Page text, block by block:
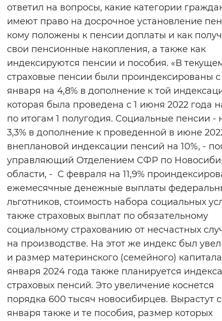
ответил на вопросы, какие категории
имеют право на досрочное установление
кому положены к пенсии доплаты и как
свои пенсионные накопления, а также как
индексируются пенсии и пособия. «В
страховые пенсии были проиндексированы с
января на 4,8% в дополнение к той
которая была проведена с 1 июня 2022 года
по итогам 1 полугодия. Социальные пенсии -
3,3% в дополнение к проведенной в июне
внеплановой индексации пенсий на 10%, -
управляющий Отделением СФР по
области, - С февраля на 11,9%
ежемесячные денежные выплаты
льготников, стоимость набора социальных
также страховых выплат по обязательному
социальному страхованию от несчастных
на производстве. На этот же индекс был
и размер материнского (семейного)
января 2024 года также планируется
страховых пенсий. Это увеличение коснется
порядка 600 тысяч новосибирцев. Вырастут с
января также и те пособия, размер которых